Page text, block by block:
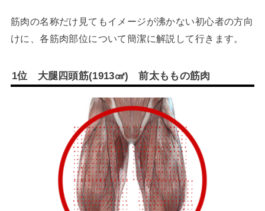
筋肉の名称だけ見てもイメージが沸かない初心者の方向
けに、各筋肉部位について簡潔に解説して行きます。
1位 大腿四頭筋(1913㎤) 前太ももの筋肉